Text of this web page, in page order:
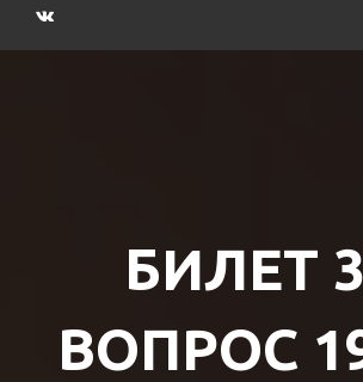
БИЛЕТ
ВОПРОС